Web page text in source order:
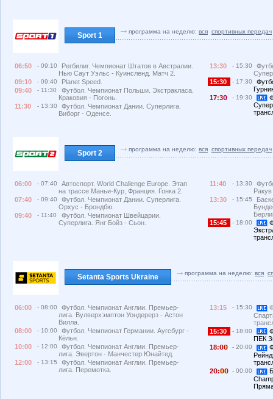
Sport 1 программа на неделю: вся спортивных передач
06:50 - 09:10
Регбилиг. Чемпионат Штатов в Австралии.
Нью Саут Уэльс - Куинсленд. Матч 2.
09:10
- 09:40
Planet Speed.
09:40
- 11:30
Футбол. Чемпионат Польши. Экстракласа.
Краковия - Погонь.
11:30
- 13:30
Футбол. Чемпионат Дании. Суперлига.
Виборг - Оденсе.
13:30 - 15:30
15:30
- 17:30
17:3
- 19:30
Sport 2 программа на неделю: вся спортивных передач
06:00 - 07:40
Автоспорт. World Challenge Europe. Этап
на трассе Маньи-Кур, Франция. Гонка 2.
07:40
- 09:40
Футбол. Чемпионат Дании. Суперлига.
Орхус - Брондбю.
09:40
- 11:40
Футбол. Чемпионат Швейцарии.
Суперлига. Янг Бойз - Сьон.
11:40 - 13:30
13:30
- 15:45
15:45
- 18:00
Setanta Sports Ukraine программа на неделю: вся
06:00 - 08:00
Футбол. Чемпионат Англии. Премьер-
лига. Вулверхэмптон Уондерерз - Астон
Вилла.
08:00
- 10:00
Футбол. Чемпионат Германии. Аугсбург -
Кёльн.
10:00
- 12:00
Футбол. Чемпионат Англии. Премьер-
лига. Эвертон - Манчестер Юнайтед.
12:00
- 13:15
Футбол. Чемпионат Англии. Премьер-
лига. Перемотка.
13:15 - 15:30
15:30
- 18:00
ПЕК
18:
- 20:00
2
: - 00:00